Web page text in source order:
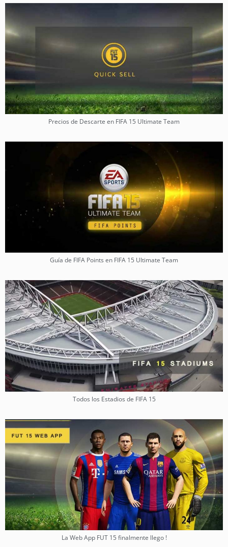
Precios de Descarte en FIFA 15 Ultimate Team
Guía de FIFA Points en FIFA 15 Ultimate Team
Todos los Estadios de FIFA 15
La Web App FUT 15 finalmente llego !